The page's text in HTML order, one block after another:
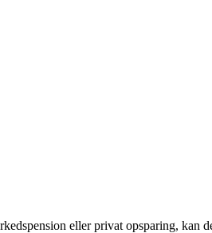
eller privat opsparing,